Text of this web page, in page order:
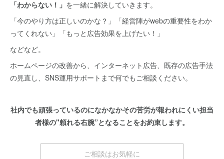
「わからない！」 を一緒に解決していきます。
「今のやり方は正しいのかな？」「経営陣がwebの重要性をわか
ってくれない」「もっと広告効果を上げたい！」
などなど。
ホームページの改善から、インターネット広告、既存の広告手法
の見直し、SNS運用サポートまで何でもご相談ください。
社内でも頑張っているのになかなかその苦労が報われにくい担当
者様の"頼れる右腕”となることをお約束します。
ご相談はお気軽に